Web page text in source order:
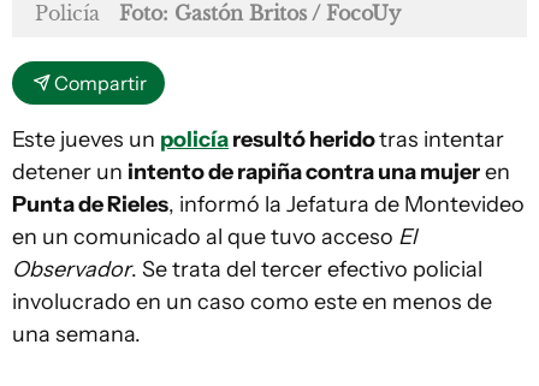
Policía Foto: Gastón Britos / FocoUy
Compartir
Este jueves un policíaresultó heridotras intentar
detener un intento de rapiña contra una mujeren
Punta de Rieles, informó la Jefatura de Montevideo
en un comunicado al que tuvo acceso El
Observador. Se trata del tercer efectivo policial
involucrado en un caso como este en menos de
una semana.